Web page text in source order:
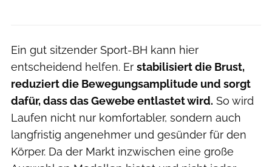
Ein gut sitzender Sport-BH kann hier
entscheidend helfen. Er stabilisiert die Brust,
reduziert die Bewegungsamplitude und sorgt
dafür, dass das Gewebe entlastet wird. So wird
Laufen nicht nur komfortabler, sondern auch
langfristig angenehmer und gesünder für den
Körper. Da der Markt inzwischen eine große